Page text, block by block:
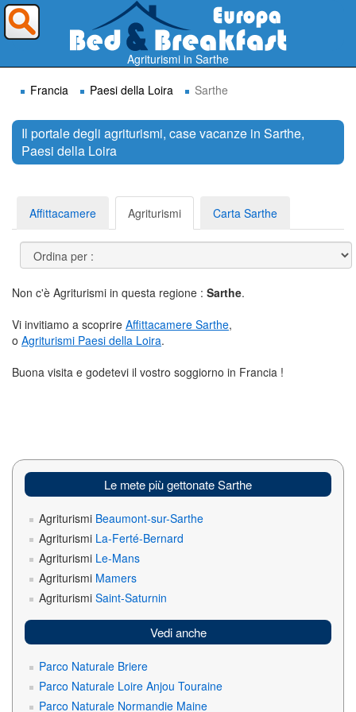
Agriturismi in Sarthe
Francia
Paesi della Loira Sarthe
Il portale degli agriturismi, case vacanze in Sarthe,
Paesi della Loira
Affittacamere Agriturismi Carta Sarthe
Non c'è Agriturismi in questa regione : Sarthe.
Vi invitiamo a scoprire Affittacamere Sarthe,
o Agriturismi Paesi della Loira.
Buona visita e godetevi il vostro soggiorno in Francia !
Le mete più gettonate Sarthe
Agriturismi Beaumont-sur-Sarthe
Agriturismi La-Ferté-Bernard
Agriturismi Le-Mans
Agriturismi Mamers
Agriturismi Saint-Saturnin
Vedi anche
Parco Naturale Briere
Parco Naturale Loire Anjou Touraine
Parco Naturale Normandie Maine
Dove vorresti andare ?